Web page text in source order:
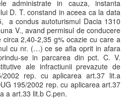
administrate in cauza, instanta
D. T. constand in aceea ca la data
a condus autoturismul Dacia 1310
V., avand permisul de conducere
2,40-2,35 g% ocazie cu care a
cu nr. (…) ce se afla oprit in afara
se in parcarea din pct. C. V.
ale infractiunii prevazute de
rep. cu aplicarea art.37 lit.a
195/2002 rep. cu aplicarea art.37
a art.33 lit.b C.pen.